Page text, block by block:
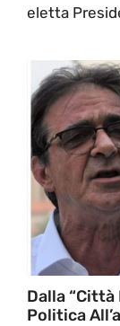
eletta
Dalla
Politica